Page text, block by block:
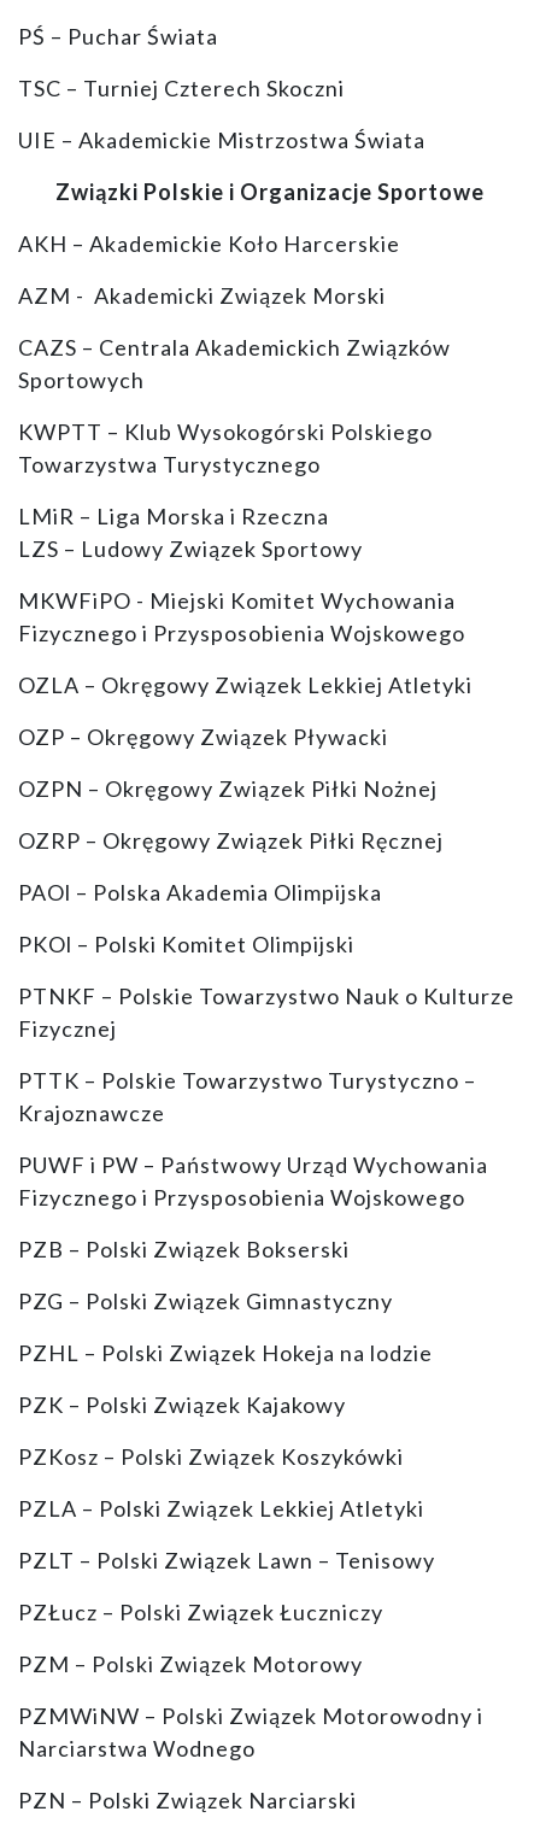
PŚ – Puchar Świata
TSC – Turniej Czterech Skoczni
UIE – Akademickie Mistrzostwa Świata
Związki Polskie i Organizacje Sportowe
AKH – Akademickie Koło Harcerskie
AZM - Akademicki Związek Morski
CAZS – Centrala Akademickich Związków
Sportowych
KWPTT – Klub Wysokogórski Polskiego
Towarzystwa Turystycznego
LMiR – Liga Morska i Rzeczna
LZS – Ludowy Związek Sportowy
MKWFiPO - Miejski Komitet Wychowania
Fizycznego i Przysposobienia Wojskowego
OZLA – Okręgowy Związek Lekkiej Atletyki
OZP – Okręgowy Związek Pływacki
OZPN – Okręgowy Związek Piłki Nożnej
OZRP – Okręgowy Związek Piłki Ręcznej
PAOl – Polska Akademia Olimpijska
PKOl – Polski Komitet Olimpijski
PTNKF – Polskie Towarzystwo Nauk o Kulturze
Fizycznej
PTTK – Polskie Towarzystwo Turystyczno –
Krajoznawcze
PUWF i PW – Państwowy Urząd Wychowania
Fizycznego i Przysposobienia Wojskowego
PZB – Polski Związek Bokserski
PZG – Polski Związek Gimnastyczny
PZHL – Polski Związek Hokeja na lodzie
PZK – Polski Związek Kajakowy
PZKosz – Polski Związek Koszykówki
PZLA – Polski Związek Lekkiej Atletyki
PZLT – Polski Związek Lawn – Tenisowy
PZŁucz – Polski Związek Łuczniczy
PZM – Polski Związek Motorowy
PZMWiNW – Polski Związek Motorowodny i
Narciarstwa Wodnego
PZN – Polski Związek Narciarski